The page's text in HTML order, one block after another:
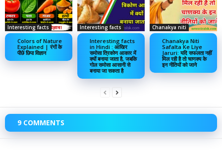
Interesting facts
Colors of Nature
Explained | रंगों के
पीछे छिपा विज्ञान
Interesting facts
Interesting facts
in Hindi : आखिर
समोसा त्रिकोण आकार में
क्यों बनाया जाता है, जबकि
गोल समोसा आसानी से
बनाया जा सकता है
Chanakya niti
Chanakya Niti
Safalta Ke Liye
Jaruri: यदि सफलता नहीं
मिल रही है तो चाणक्य के
इन नीतियों को जाने
9 COMMENTS